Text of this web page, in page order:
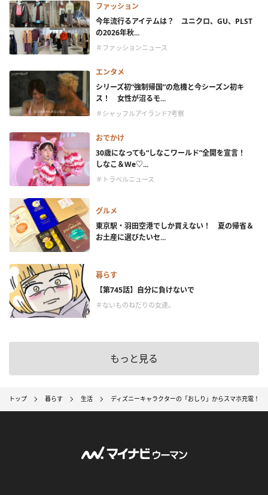
ファッション
今年流行るアイテムは？ ユニクロ、GU、PLST
の2026年秋...
＃ファッションニュース
エンタメ
シリーズ初“強制帰国”の危機と今シーズン初キ
ス！ 女性が沼るモ...
＃シャッフルアイランド7考察
おでかけ
30歳になっても“しなこワールド”全開を宣言！
しなこ＆We♡...
＃トラベルニュース
グルメ
東京駅・羽田空港でしか買えない！ 夏の帰省＆
お土産に選びたいセ...
暮らす
【第745話】自分に負けないで
＃ないものねだりの女達。
もっと見る
トップ 暮らす 生活 ディズニーキャラクターの「おしり」からスマホ充電！